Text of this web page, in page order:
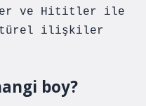
ve Hititler ile
ilişkiler
boy?